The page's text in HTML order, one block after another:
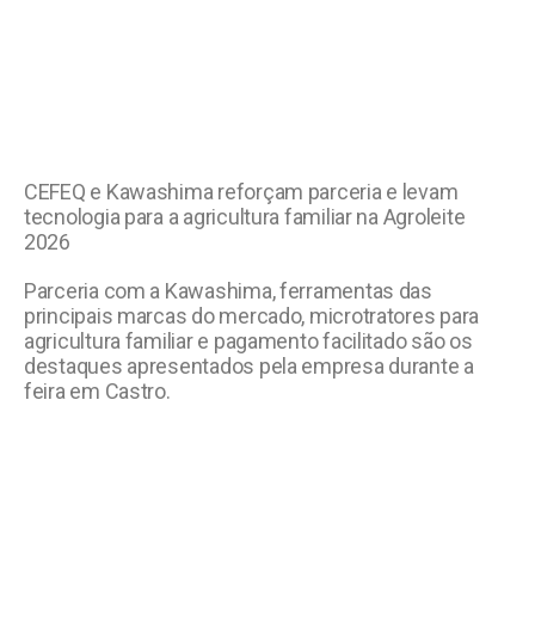
CEFEQ e Kawashima reforçam parceria e levam
tecnologia para a agricultura familiar na Agroleite
2026
Parceria com a Kawashima, ferramentas das
principais marcas do mercado, microtratores para
agricultura familiar e pagamento facilitado são os
destaques apresentados pela empresa durante a
feira em Castro.